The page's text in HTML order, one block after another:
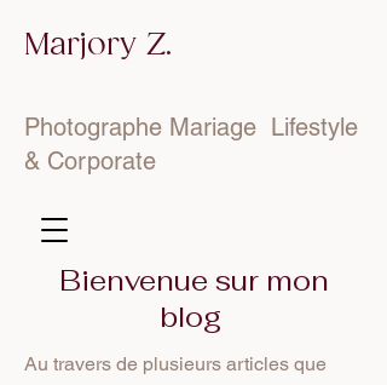
Marjory Z.
Photographe Mariage Lifestyle
& Corporate
Bienvenue sur mon
blog
Au travers de plusieurs articles que